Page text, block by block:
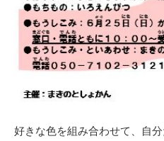
好きな色を組み合わせて、自分